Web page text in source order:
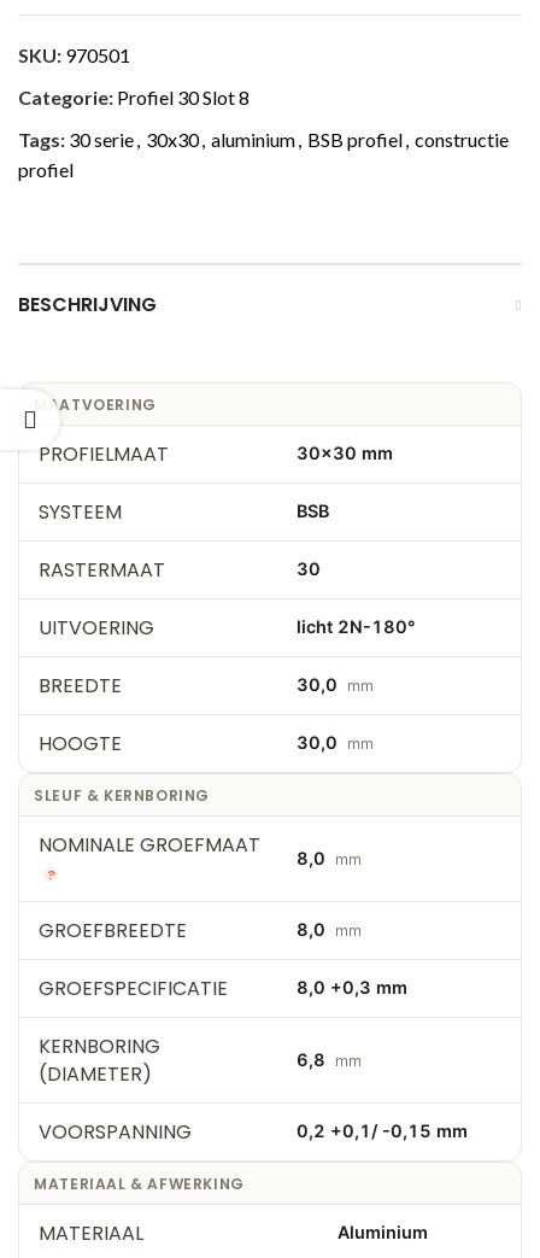
SKU: 970501
Categorie: Profiel 30 Slot 8
Tags: 30 serie, 30x30, aluminium, BSB profiel, constructie
profiel
BESCHRIJVING
MAATVOERING
PROFIELMAAT 30×30 mm
SYSTEEM BSB
RASTERMAAT 30
UITVOERING licht 2N-180°
BREEDTE 30,0 mm
HOOGTE 30,0 mm
SLEUF & KERNBORING
NOMINALE GROEFMAAT
?
8,0 mm
GROEFBREEDTE 8,0 mm
GROEFSPECIFICATIE 8,0 +0,3 mm
KERNBORING
(DIAMETER)
6,8 mm
VOORSPANNING 0,2 +0,1/ -0,15 mm
MATERIAAL & AFWERKING
MATERIAAL Aluminium